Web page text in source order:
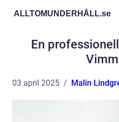
ALLTOMUNDERHÅLL.se
En
03 april 2025 Malin